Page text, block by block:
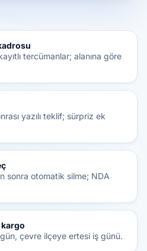
tercümanlar; alanına göre
yazılı teklif; sürpriz ek
sonra otomatik silme; NDA
çevre ilçeye ertesi iş günü.